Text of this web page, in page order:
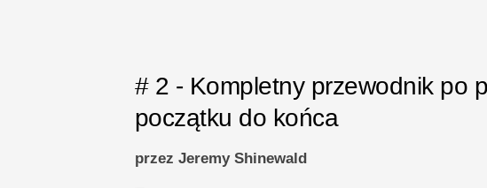
# 2 - Kompletny przewodnik po
początku do końca
przez Jeremy Shinewald